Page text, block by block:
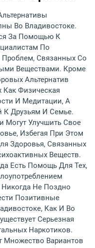
Во Владивостоке.
За Помощью К
По
Связанных Со
Веществами. Кроме
Альтернатив
Как Физическая
И Медитации, А
К Друзьям И Семье.
Могут Улучшить Свое
Избегая При Этом
Здоровья, Связанных
Веществ.
Есть Помощь Для Тех,
Не Поздно
Позитивные
Как И Во
Серьезная
Наркотиков.
Множество Вариантов